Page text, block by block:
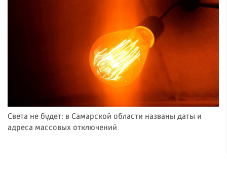
Света не будет: в Самарской области названы даты и
адреса массовых отключений